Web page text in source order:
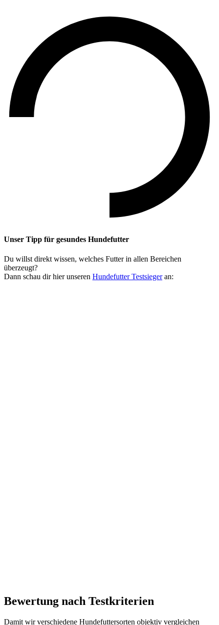
Unser Tipp für gesundes Hundefutter
Du willst direkt wissen, welches Futter in allen Bereichen
überzeugt?
Dann schau dir hier unseren Hundefutter Testsiegeran:
Bewertung nach Testkriterien
Damit wir verschiedene Hundefuttersorten objektiv vergleichen